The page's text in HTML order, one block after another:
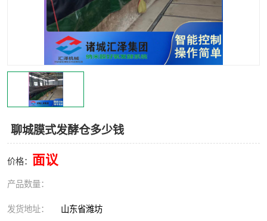
聊城膜式发酵仓多少钱
价格： 面议
产品数量：
发货地址： 山东省潍坊
分子膜发酵堆肥设备